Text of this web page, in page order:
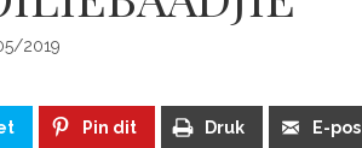
2019
Pin dit Druk E-pos